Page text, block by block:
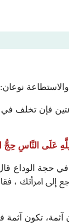
والاستطاعة
فإن تخلف
عَلَى النَّاسِ حِجُّ
في حجة الوداع
إلى امرأتك ،
تكون